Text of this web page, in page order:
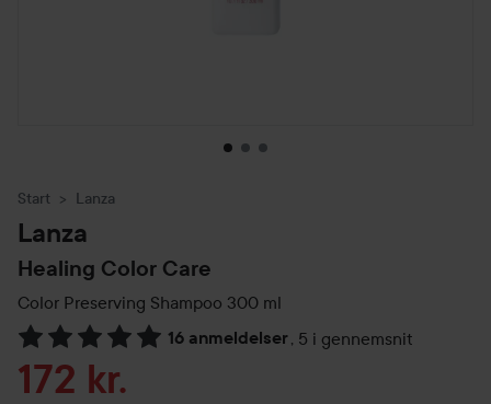
Start Lanza
Lanza
Healing Color Care
Color Preserving Shampoo 300 ml
16 anmeldelser, 5 i gennemsnit
Gå til Anmeldelser & kommentarer
Tilbudspris
172 kr.